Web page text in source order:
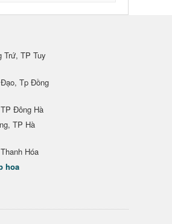
Trứ, TP Tuy
Tp Đồng
Đông Hà
TP Hà
Hóa
hoa